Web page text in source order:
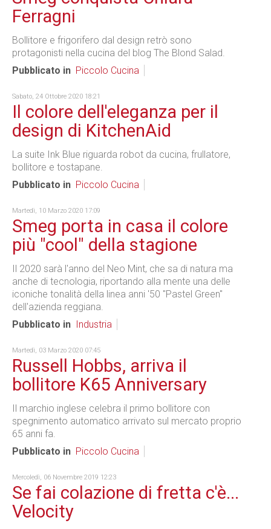
Ferragni
Bollitore e frigorifero dal design retrò sono
protagonisti nella cucina del blog The Blond Salad.
Pubblicato in Piccolo Cucina
Sabato, 24 Ottobre 2020 18:21
Il colore dell'eleganza per il
design di KitchenAid
La suite Ink Blue riguarda robot da cucina, frullatore,
bollitore e tostapane.
Pubblicato in Piccolo Cucina
Martedì, 10 Marzo 2020 17:09
Smeg porta in casa il colore
più "cool" della stagione
Il 2020 sarà l'anno del Neo Mint, che sa di natura ma
anche di tecnologia, riportando alla mente una delle
iconiche tonalità della linea anni '50 "Pastel Green"
dell'azienda reggiana.
Pubblicato in
Industria
Martedì, 03 Marzo 2020 07:45
Russell Hobbs, arriva il
bollitore K65 Anniversary
Il marchio inglese celebra il primo bollitore con
spegnimento automatico arrivato sul mercato proprio
65 anni fa.
Pubblicato in Piccolo Cucina
Mercoledì, 06 Novembre 2019 12:23
Se fai colazione di fretta c'è...
Velocity